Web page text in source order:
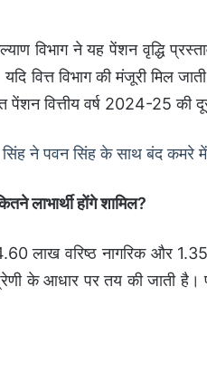
विभाग ने यह पेंशन वृद्धि
यदि वित्त विभाग की मंजूरी मिल
पेंशन वित्तीय वर्ष 2024-25 की
ने पवन सिंह के साथ बंद कमरे में
लाभार्थी होंगे शामिल?
लाख वरिष्ठ नागरिक और
के आधार पर तय की जाती